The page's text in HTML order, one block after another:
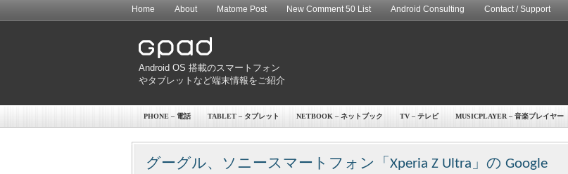
Home About Matome Post New Comment 50 List Android Consulting Contact / Support
Android OS 搭載のスマートフォン
やタブレットなど端末情報をご紹介
PHONE – 電話 TABLET – タブレット NETBOOK – ネットブック TV – テレビ MUSICPLAYER – 音楽プレイヤー
グーグル、ソニースマートフォン「Xperia Z Ultra」の Google